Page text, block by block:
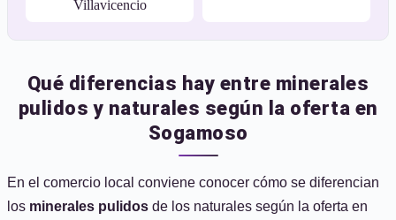
Villavicencio
Qué diferencias hay entre minerales
pulidos y naturales según la oferta en
Sogamoso
En el comercio local conviene conocer cómo se diferencian
los minerales pulidos de los naturales según la oferta en